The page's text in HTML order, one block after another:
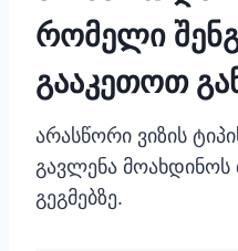
რომელი
გააკეთოთ
არასწორი ვიზის
გავლენა მოახდინოს
გეგმებზე.